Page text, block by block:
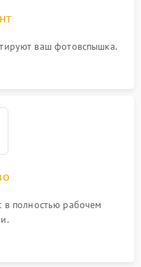
ваш фотовспышка.
в полностью рабочем